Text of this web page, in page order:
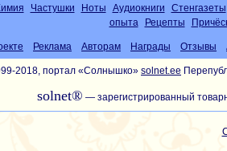
Частушки Ноты Аудиокниги
Стенгазеты
опыта
Рецепты
Реклама Авторам Награды Отзывы
2018, портал «Солнышко» solnet.ee
solnet® — зарегистрированный